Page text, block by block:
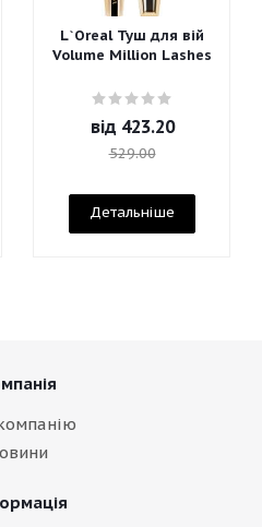
L`Oreal Туш для вій
Volume Million Lashes
від 423.20
529.00
Детальніше